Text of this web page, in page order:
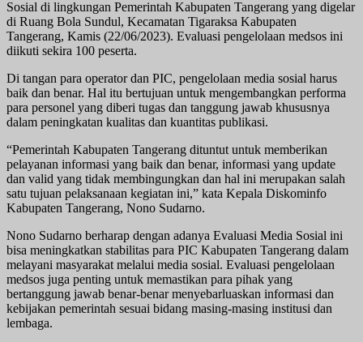
Sosial di lingkungan Pemerintah Kabupaten Tangerang yang digelar
di Ruang Bola Sundul, Kecamatan Tigaraksa Kabupaten
Tangerang, Kamis (22/06/2023). Evaluasi pengelolaan medsos ini
diikuti sekira 100 peserta.
Di tangan para operator dan PIC, pengelolaan media sosial harus
baik dan benar. Hal itu bertujuan untuk mengembangkan performa
para personel yang diberi tugas dan tanggung jawab khususnya
dalam peningkatan kualitas dan kuantitas publikasi.
“Pemerintah Kabupaten Tangerang dituntut untuk memberikan
pelayanan informasi yang baik dan benar, informasi yang update
dan valid yang tidak membingungkan dan hal ini merupakan salah
satu tujuan pelaksanaan kegiatan ini,” kata Kepala Diskominfo
Kabupaten Tangerang, Nono Sudarno.
Nono Sudarno berharap dengan adanya Evaluasi Media Sosial ini
bisa meningkatkan stabilitas para PIC Kabupaten Tangerang dalam
melayani masyarakat melalui media sosial. Evaluasi pengelolaan
medsos juga penting untuk memastikan para pihak yang
bertanggung jawab benar-benar menyebarluaskan informasi dan
kebijakan pemerintah sesuai bidang masing-masing institusi dan
lembaga.